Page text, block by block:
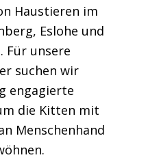
Haustieren im
Eslohe und
Für unsere
suchen wir
engagierte
die Kitten mit
Menschenhand